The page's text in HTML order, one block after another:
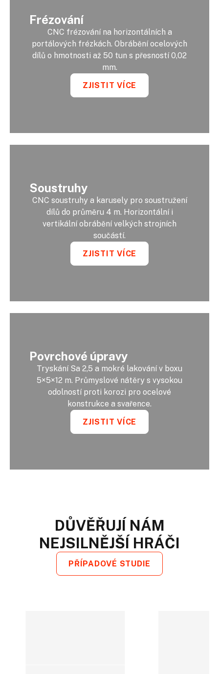
Frézování
CNC frézování na horizontálních a
portálových frézkách. Obrábění ocelových
dílů o hmotnosti až 50 tun s přesností 0,02
mm.
ZJISTIT VÍCE
Soustruhy
CNC soustruhy a karusely pro soustružení
dílů do průměru 4 m. Horizontální i
vertikální obrábění velkých strojních
součástí.
ZJISTIT VÍCE
Povrchové úpravy
Tryskání Sa 2,5 a mokré lakování v boxu
5×5×12 m. Průmyslové nátěry s vysokou
odolností proti korozi pro ocelové
konstrukce a svařence.
ZJISTIT VÍCE
DŮVĚŘUJÍ NÁM
NEJSILNĚJŠÍ HRÁČI
PŘÍPADOVÉ STUDIE